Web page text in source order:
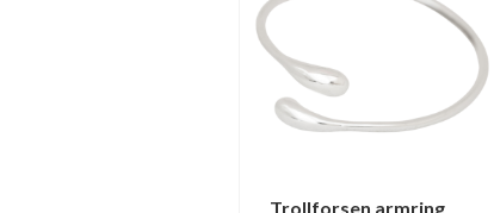
Trollforsen armring